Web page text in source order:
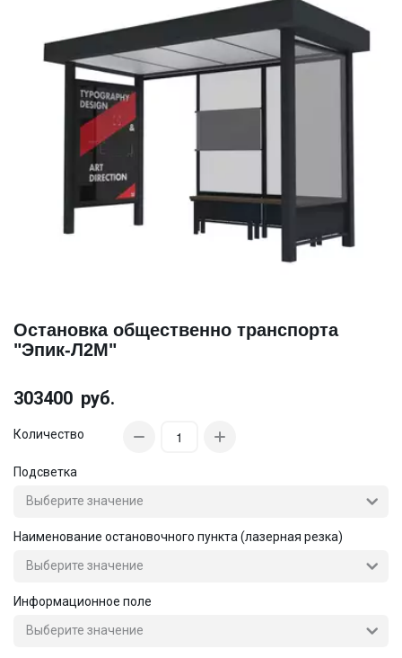
Остановка общественно транспорта
"Эпик-Л2М"
303400 руб.
Количество
Подсветка
Наименование остановочного пункта (лазерная резка)
Информационное поле